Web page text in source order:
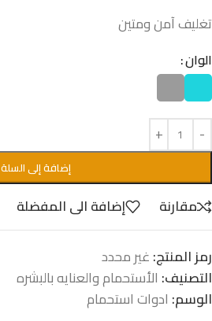
تغليف آمن ومتين
الوان
إضافة إلى السلة
مقارنة
إضافة الى المفضلة
رمز المنتج:غير محدد
التصنيف: الأستحمام والعنايه بالبشره
الوسم: ادوات استحمام